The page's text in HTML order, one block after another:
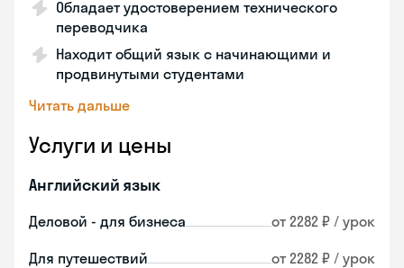
Обладает удостоверением технического
переводчика
Находит общий язык с начинающими и
продвинутыми студентами
Читать дальше
Услуги и цены
Английский язык
Деловой - для бизнеса от 2282 ₽ / урок
Для путешествий от 2282 ₽ / урок